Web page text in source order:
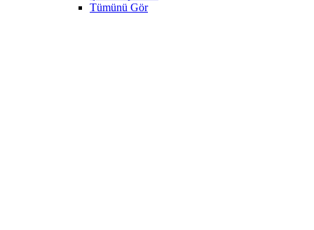
Tümünü Gör